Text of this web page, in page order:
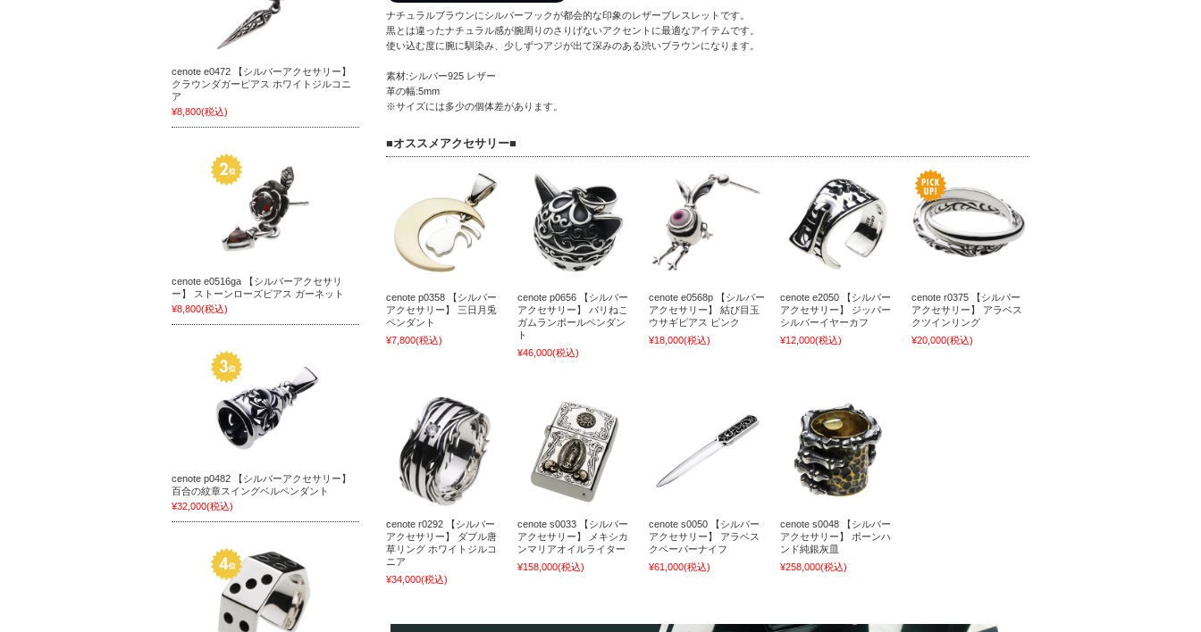
ナチュラルブラウンにシルバーフックが都会的な印象のレザーブレスレットです。
黒とは違ったナチュラル感が腕周りのさりげないアクセントに最適なアイテムです。
使い込む度に腕に馴染み、少しずつアジが出て深みのある渋いブラウンになります。
素材:シルバー925 レザー
革の幅:5mm
※サイズには多少の個体差があります。
■オススメアクセサリー■
cenote p0358 【シルバー
アクセサリー】 三日月兎
ペンダント
¥7,800(税込)
cenote p0656 【シルバー
アクセサリー】 バリねこ
ガムランボールペンダン
ト
¥46,000(税込)
cenote e0568p 【シルバー
アクセサリー】 結び目玉
ウサギピアス ピンク
¥18,000(税込)
cenote e2050 【シルバー
アクセサリー】 ジッパー
シルバーイヤーカフ
¥12,000(税込)
cenote r0375 【シルバー
アクセサリー】 アラベス
クツインリング
¥20,000(税込)
cenote r0292 【シルバー
アクセサリー】 ダブル唐
草リング ホワイトジルコ
ニア
¥34,000(税込)
cenote s0033 【シルバー
アクセサリー】 メキシカ
ンマリアオイルライター
¥158,000(税込)
cenote s0050 【シルバー
アクセサリー】 アラベス
クペーパーナイフ
¥61,000(税込)
cenote s0048 【シルバー
アクセサリー】 ボーンハ
ンド純銀灰皿
¥258,000(税込)
cenote e0472 【シルバーアクセサリー】
クラウンダガーピアス ホワイトジルコニ
ア
¥8,800(税込)
cenote e0516ga 【シルバーアクセサリ
ー】 ストーンローズピアス ガーネット
¥8,800(税込)
cenote p0482 【シルバーアクセサリー】
百合の紋章スイングベルペンダント
¥32,000(税込)